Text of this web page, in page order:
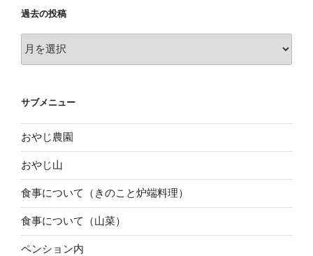
過去の投稿
過
稿
サブメニュー
おやじ農園
おやじ山
食事について（きのこと炉端料理）
食事について（山菜）
ペンション内